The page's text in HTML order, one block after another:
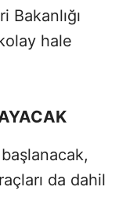
hale
da dahil